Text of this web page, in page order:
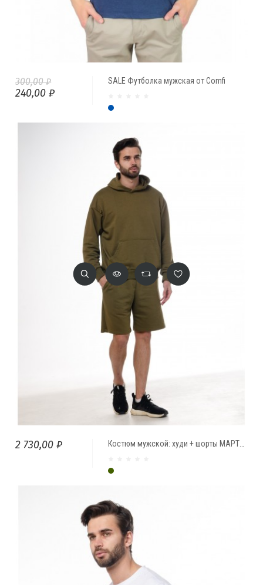
SALE Футболка мужская от Comfi
300,00 ₽
240,00 ₽
Индиго
2 730,00 ₽
Темно-оливковый